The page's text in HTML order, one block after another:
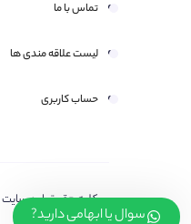
تماس با ما
لیست علاقه مندی ها
حساب کاربری
کلیه حقوق این
هر سوال یا
سلام
سوال یا ابهامی دارید?